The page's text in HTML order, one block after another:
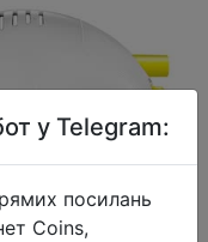
у Telegram:
посилань
Coins,